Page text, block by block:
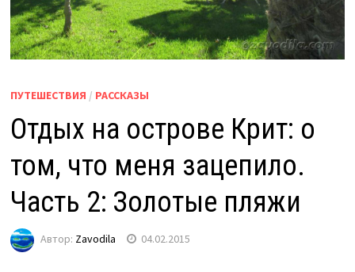
ПУТЕШЕСТВИЯ / РАССКАЗЫ
Отдых на острове Крит: о
том, что меня зацепило.
Часть 2: Золотые пляжи
Автор: Zavodila 04.02.2015